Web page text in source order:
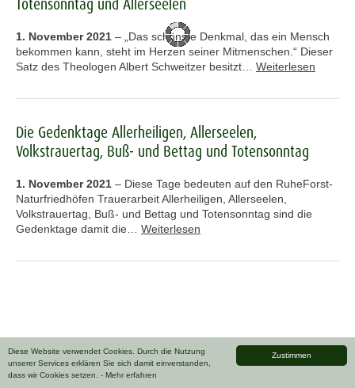
Zustimmen
Diese Website verwendet Cookies. Durch die Nutzung
unserer Services erklären Sie sich damit einverstanden,
dass wir Cookies setzen. - Mehr erfahren
Totensonntag und Allerseelen
1. November 2021 – „Das schönste Denkmal, das ein Mensch
bekommen kann, steht im Herzen seiner Mitmenschen.“ Dieser
Satz des Theologen Albert Schweitzer besitzt… Weiterlesen
Die Gedenktage Allerheiligen, Allerseelen,
Volkstrauertag, Buß- und Bettag und Totensonntag
1. November 2021 – Diese Tage bedeuten auf den RuheForst-
Naturfriedhöfen Trauerarbeit Allerheiligen, Allerseelen,
Volkstrauertag, Buß- und Bettag und Totensonntag sind die
Gedenktage damit die… Weiterlesen